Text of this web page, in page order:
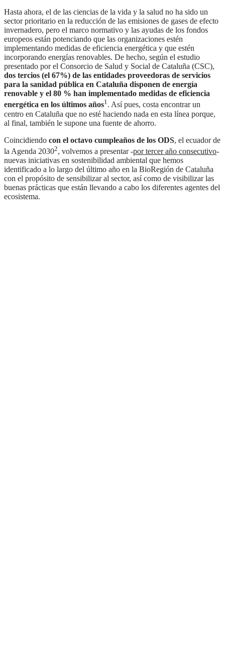
Hasta ahora, el de las ciencias de la vida y la salud no ha sido un
sector prioritario en la reducción de las emisiones de gases de efecto
invernadero, pero el marco normativo y las ayudas de los fondos
europeos están potenciando que las organizaciones estén
implementando medidas de eficiencia energética y que estén
incorporando energías renovables. De hecho, según el estudio
presentado por el Consorcio de Salud y Social de Cataluña (CSC),
dos tercios (el 67%) de las entidades proveedoras de servicios
para la sanidad pública en Cataluña disponen de energía
renovable y el 80 % han implementado medidas de eficiencia
energética en los últimos años1. Así pues, costa encontrar un
centro en Cataluña que no esté haciendo nada en esta línea porque,
al final, también le supone una fuente de ahorro.
Coincidiendo con el octavo cumpleaños de los ODS, el ecuador de
la Agenda 20302, volvemos a presentar -por tercer año consecutivo-
nuevas iniciativas en sostenibilidad ambiental que hemos
identificado a lo largo del último año en la BioRegión de Cataluña
con el propósito de sensibilizar al sector, así como de visibilizar las
buenas prácticas que están llevando a cabo los diferentes agentes del
ecosistema.